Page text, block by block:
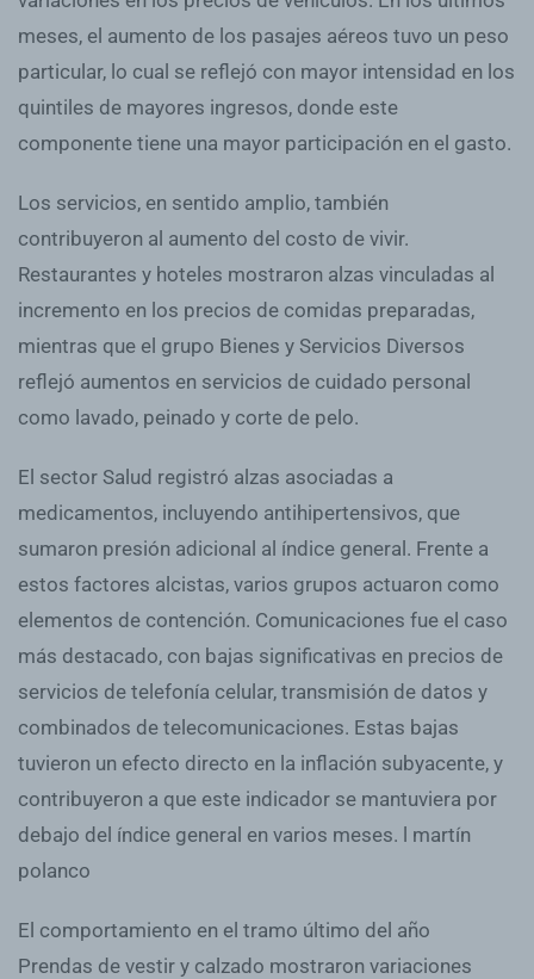
meses, el aumento de los pasajes aéreos tuvo un peso
particular, lo cual se reflejó con mayor intensidad en los
quintiles de mayores ingresos, donde este
componente tiene una mayor participación en el gasto.
Los servicios, en sentido amplio, también
contribuyeron al aumento del costo de vivir.
Restaurantes y hoteles mostraron alzas vinculadas al
incremento en los precios de comidas preparadas,
mientras que el grupo Bienes y Servicios Diversos
reflejó aumentos en servicios de cuidado personal
como lavado, peinado y corte de pelo.
El sector Salud registró alzas asociadas a
medicamentos, incluyendo antihipertensivos, que
sumaron presión adicional al índice general. Frente a
estos factores alcistas, varios grupos actuaron como
elementos de contención. Comunicaciones fue el caso
más destacado, con bajas significativas en precios de
servicios de telefonía celular, transmisión de datos y
combinados de telecomunicaciones. Estas bajas
tuvieron un efecto directo en la inflación subyacente, y
contribuyeron a que este indicador se mantuviera por
debajo del índice general en varios meses. l martín
polanco
El comportamiento en el tramo último del año
Prendas de vestir y calzado mostraron variaciones